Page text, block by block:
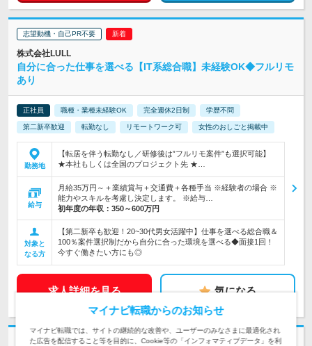
志望動機・自己PR不要
株式会社LULL
自分に合った仕事を選べる【IT系総合職】未経験OK◆フルリモ
あり
正社員 職種・業種未経験OK 完全週休2日制 学歴不問
第二新卒歓迎 転勤なし リモートワーク可 女性のおしごと掲載中
勤務地
【転居を伴う転勤なし／研修後は”フルリモ案件”も選択可能】
★本社もしくは全国のプロジェクト先 ★…
給与
月給35万円～＋業績賞与＋交通費＋各種手当 ※経験者の場合 ※
能力やスキルを考慮し決定します。 ※給与…
初年度の年収： 350～600万円
対象と
なる方
【第二新卒も歓迎！20~30代男女活躍中】仕事を選べる総合職＆
100％案件選択制だから自分に合った環境を選べる◆面接1回！
今すぐ働きたい方にも◎
求人詳細を見る 気になる
志望動機・自己PR不要
マイナビ転職からのお知らせ
マイナビ転職では、サイトの継続的な改善や、ユーザーのみなさまに最適化され
た広告を配信すること等を目的に、Cookie等の「インフォマティブデータ」を利